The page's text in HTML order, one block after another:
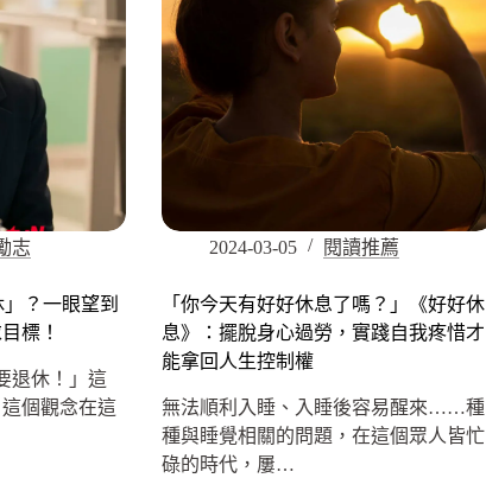
志
？一眼望到
標！
退休！」這
個觀念在這
2024-03-05 閱讀推薦
「你今天有好好休息了嗎？」《好好休
息》：擺脫身心過勞，實踐自我疼惜才
能拿回人生控制權
無法順利入睡、入睡後容易醒來……種
種與睡覺相關的問題，在這個眾人皆忙
碌的時代，屢…